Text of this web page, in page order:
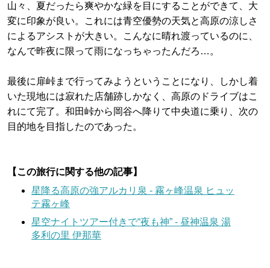
山々、夏だったら爽やかな緑を目にすることができて、大
変に印象が良い。これには青空優勢の天気と高原の涼しさ
によるアシストが大きい。こんなに晴れ渡っているのに、
なんで昨夜に限って雨になっちゃったんだろ…。
最後に扉峠まで行ってみようということになり、しかし着
いた現地には寂れた店舗跡しかなく、高原のドライブはこ
れにて完了。和田峠から岡谷へ降りて中央道に乗り、次の
目的地を目指したのであった。
【この旅行に関する他の記事】
星降る高原の強アルカリ泉 - 霧ヶ峰温泉 ヒュッ
テ霧ヶ峰
星空ナイトツアー付きで“夜も神” - 昼神温泉 湯
多利の里 伊那華